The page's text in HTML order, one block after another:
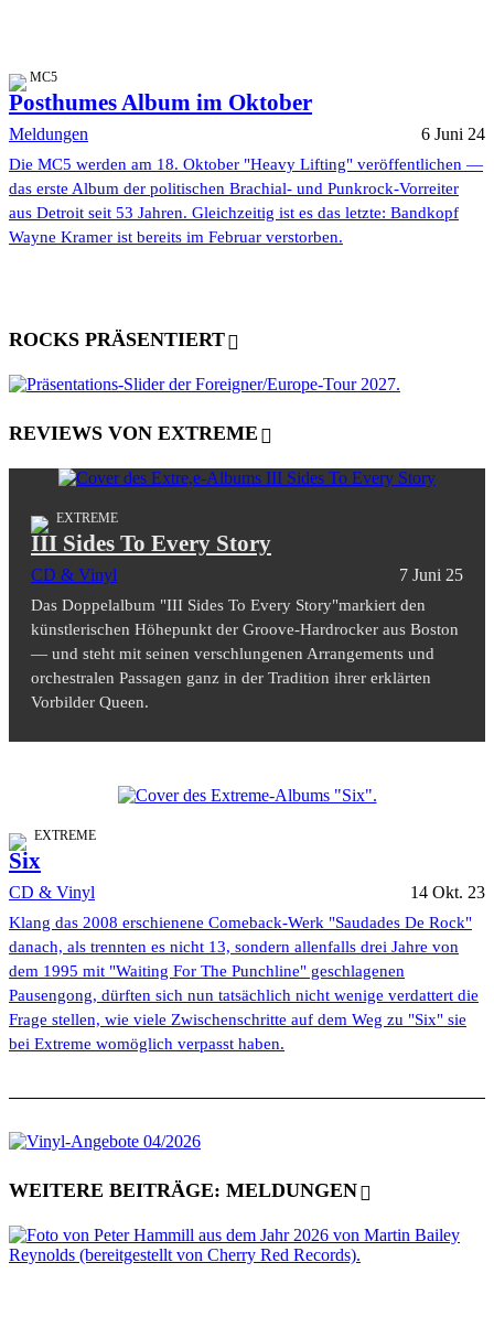
MC5
Posthumes Album im Oktober
Meldungen 6 Juni 24
Die MC5 werden am 18. Oktober "Heavy Lifting" veröffentlichen —
das erste Album der politischen Brachial- und Punkrock-Vorreiter
aus Detroit seit 53 Jahren. Gleichzeitig ist es das letzte: Bandkopf
Wayne Kramer ist bereits im Februar verstorben.
ROCKS PRÄSENTIERT
REVIEWS VON EXTREME
EXTREME
III Sides To Every Story
CD & Vinyl 7 Juni 25
Das Doppelalbum "III Sides To Every Story"markiert den
künstlerischen Höhepunkt der Groove-Hardrocker aus Boston
— und steht mit seinen verschlungenen Arrangements und
orchestralen Passagen ganz in der Tradition ihrer erklärten
Vorbilder Queen.
EXTREME
Six
CD & Vinyl 14 Okt. 23
Klang das 2008 erschienene Comeback-Werk "Saudades De Rock"
danach, als trennten es nicht 13, sondern allenfalls drei Jahre von
dem 1995 mit "Waiting For The Punchline" geschlagenen
Pausengong, dürften sich nun tatsächlich nicht wenige verdattert die
Frage stellen, wie viele Zwischenschritte auf dem Weg zu "Six" sie
bei Extreme womöglich verpasst haben.
WEITERE BEITRÄGE: MELDUNGEN